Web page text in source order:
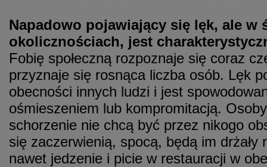
Napadowo pojawiający się lęk, ale w
okolicznościach, jest
Fobię społeczną rozpoznaje się coraz
przyznaje się rosnąca liczba osób. Lęk
obecności innych ludzi i jest
ośmieszeniem lub kompromitacją.
schorzenie nie chcą być przez nikogo
się zaczerwienią, spocą, będą im
nawet jedzenie i picie w restauracji w